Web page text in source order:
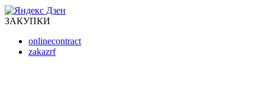
ЗАКУПКИ
onlinecontract
zakazrf